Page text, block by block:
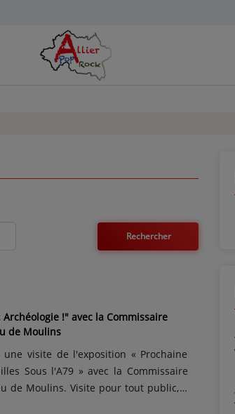
!" avec la Commissaire
de Moulins
visite de l'exposition « Prochaine
Sous l'A79 » avec la Commissaire
de Moulins. Visite pour tout public, à